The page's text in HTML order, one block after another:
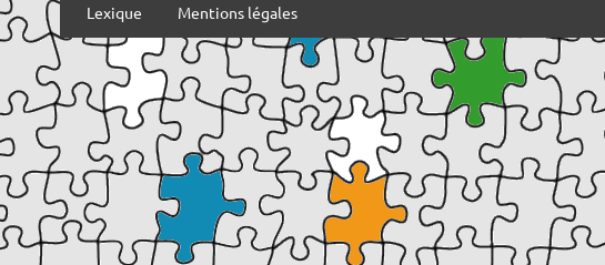
Lexique Mentions légales